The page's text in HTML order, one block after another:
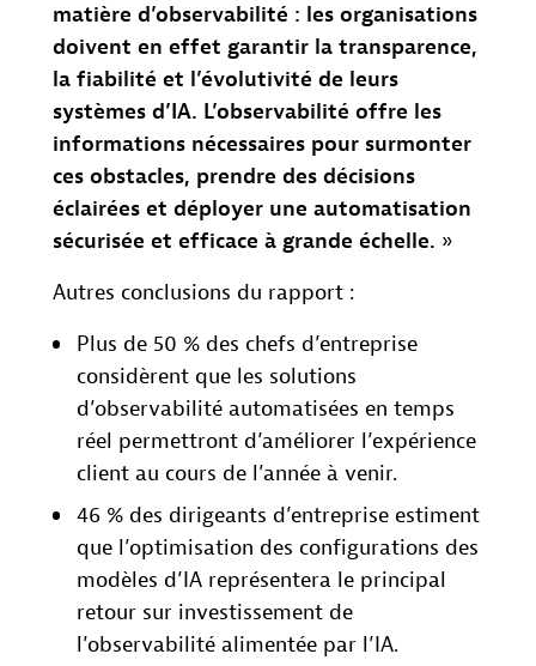
matière d’observabilité : les organisations
doivent en effet garantir la transparence,
la fiabilité et l’évolutivité de leurs
systèmes d’IA. L’observabilité offre les
informations nécessaires pour surmonter
ces obstacles, prendre des décisions
éclairées et déployer une automatisation
sécurisée et efficace à grande échelle. »
Autres conclusions du rapport :
Plus de 50 % des chefs d’entreprise
considèrent que les solutions
d’observabilité automatisées en temps
réel permettront d’améliorer l’expérience
client au cours de l’année à venir.
46 % des dirigeants d’entreprise estiment
que l’optimisation des configurations des
modèles d’IA représentera le principal
retour sur investissement de
l’observabilité alimentée par l’IA.